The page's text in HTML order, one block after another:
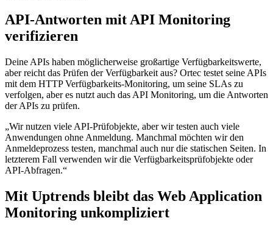
API-Antworten mit API Monitoring
verifizieren
Deine APIs haben möglicherweise großartige Verfügbarkeitswerte,
aber reicht das Prüfen der Verfügbarkeit aus? Ortec testet seine APIs
mit dem HTTP Verfügbarkeits-Monitoring, um seine SLAs zu
verfolgen, aber es nutzt auch das API Monitoring, um die Antworten
der APIs zu prüfen.
„Wir nutzen viele API-Prüfobjekte, aber wir testen auch viele
Anwendungen ohne Anmeldung. Manchmal möchten wir den
Anmeldeprozess testen, manchmal auch nur die statischen Seiten. In
letzterem Fall verwenden wir die Verfügbarkeitsprüfobjekte oder
API-Abfragen.“
Mit Uptrends bleibt das Web Application
Monitoring unkompliziert